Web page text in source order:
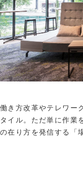
働き方改革やテレワー
タイル。ただ単に作業
の在り方を発信する「